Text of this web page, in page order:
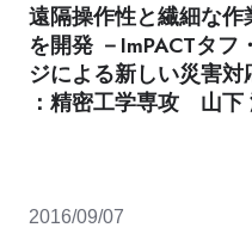
遠隔操作性と繊細な
を開発 －ImPACTタ
ジによる新しい災害
：精密工学専攻 山下
2016/09/07